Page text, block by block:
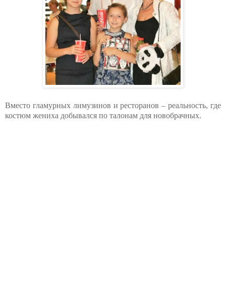
Вместо гламурных лимузинов и ресторанов – реальность, где
костюм жениха добывался по талонам для новобрачных.